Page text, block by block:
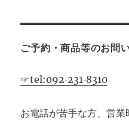
ご予約・商品等のお問
☞tel:092‐231‐8310
お電話が苦手な方、営業